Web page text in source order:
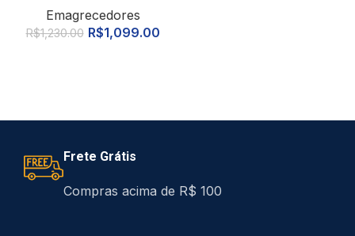
Emagrecedores
R$1,230.00 R$1,099.00
Frete Grátis
Compras acima de R$ 100